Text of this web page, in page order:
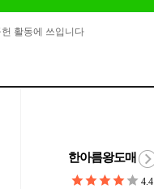
활동에 쓰입니다
한아름왕도매
4.4